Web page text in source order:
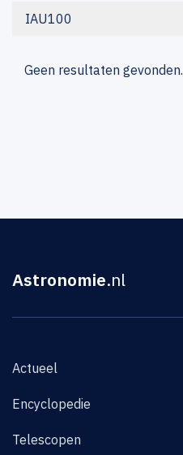
IAU100
Geen resultaten gevonden.
Astronomie.nl
Actueel
Encyclopedie
Telescopen